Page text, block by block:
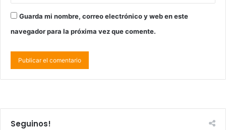
Guarda mi nombre, correo electrónico y web en este
navegador para la próxima vez que comente.
Seguinos!